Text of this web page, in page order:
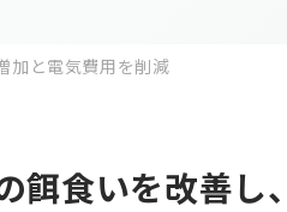
加と電気費用を削減
餌食いを改善し